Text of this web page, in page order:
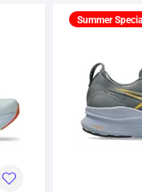
Summer